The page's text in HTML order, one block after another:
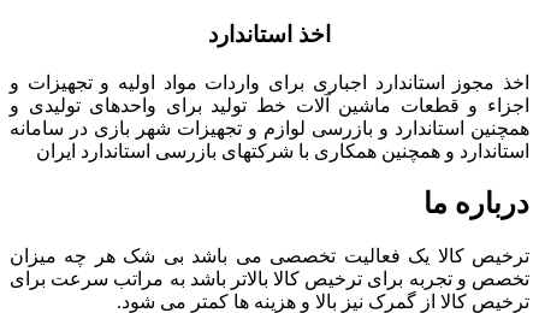
اخذ استاندارد
اخذ مجوز استاندارد اجباری برای واردات مواد اولیه و تجهیزات و
اجزاء و قطعات ماشین آلات خط تولید برای واحدهای تولیدی و
همچنین استاندارد و بازرسی لوازم و تجهیزات شهر بازی در سامانه
استاندارد و همچنین همکاری با شرکتهای بازرسی استاندارد ایران
درباره ما
ترخیص کالا یک فعالیت تخصصی می باشد بی شک هر چه میزان
تخصص و تجربه برای ترخیص کالا بالاتر باشد به مراتب سرعت برای
ترخیص کالا از گمرک نیز بالا و هزینه ها کمتر می شود.